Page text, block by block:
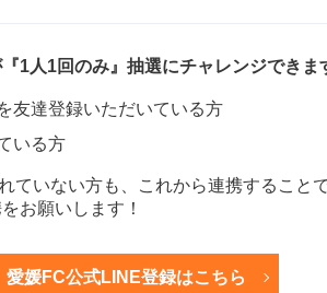
人1回のみ』抽選にチャレンジできま
友達登録いただいている方
いる方
ていない方も、これから連携すること
お願いします！
愛媛FC公式LINE登録はこちら